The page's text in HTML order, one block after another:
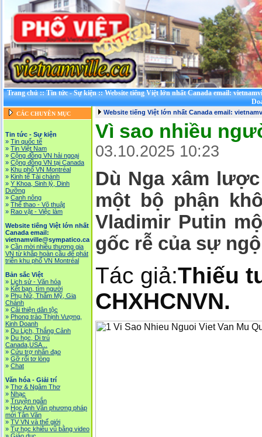
Trang chủ::Tin tức - Sự kiện::Website tiếng Việt lớn nhất Canada email:
CÁC CHUYÊN MỤC
Tin tức - Sự kiện
» Tin quốc tế
» Tin Việt Nam
» Cộng đồng VN hải ngoại
» Cộng đồng VN tại Canada
» Khu phố VN Montréal
» Kinh tế Tài chánh
» Y Khoa, Sinh lý, Dinh
Dưỡng
» Canh nông
» Thể thao - Võ thuật
» Rao vặt - Việc làm
Website tiếng Việt lớn nhất
Canada email:
vietnamville@sympatico.ca
» Cần mời nhiều thương gia
VN từ khắp hoàn cầu để phát
triễn khu phố VN Montréal
Bản sắc Việt
» Lịch sử - Văn hóa
» Kết bạn, tìm người
» Phụ Nữ, Thẩm Mỹ, Gia
Chánh
» Cải thiện dân tộc
» Phong trào Thịnh Vượng,
Kinh Doanh
» Du Lịch, Thắng Cảnh
» Du học, Di trú
Canada,USA...
» Cứu trợ nhân đạo
» Gỡ rối tơ lòng
» Chat
Văn hóa - Giải trí
» Thơ & Ngâm Thơ
» Nhạc
» Truyện ngắn
» Học Anh Văn phương pháp
mới Tân Văn
» TV VN và thế giới
» Tự học khiêu vũ bằng video
Website tiếng Việt lớn nhất Canada email:
Vì sao nhiều
03.10.2025 10:23
Dù Nga xâm
một bộ phận
Vladimir Putin
gốc rễ của sự
Tác giả:Thiếu
CHXHCNVN.